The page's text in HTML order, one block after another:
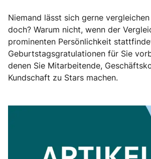
Niemand lässt sich gerne
doch? Warum nicht, wenn der
prominenten Persönlichkeit
Geburtstagsgratulationen für Sie
denen Sie Mitarbeitende,
Kundschaft zu Stars machen.